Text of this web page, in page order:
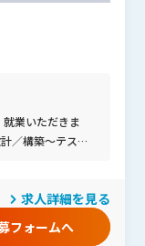
業いただきま
／構築～テスト
（短期間で1人の
月1回貸会議室
困ったときに相
求人詳細を見る
フォームへ